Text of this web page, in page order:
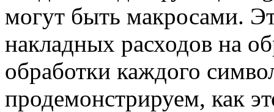
могут быть макросами.
накладных расходов на
обработки каждого
продемонстрируем, как